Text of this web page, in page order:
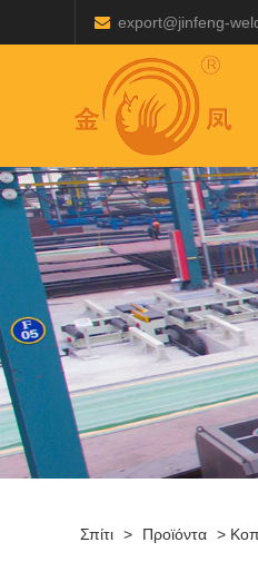
export@jinfeng-
Σπίτι > Προϊόντα >